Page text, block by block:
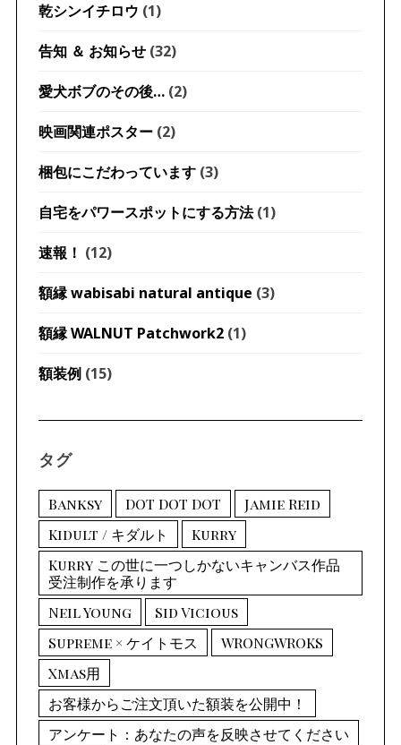
乾シンイチロウ (1)
告知 ＆ お知らせ(32)
愛犬ボブのその後…(2)
映画関連ポスター(2)
梱包にこだわっています(3)
自宅をパワースポットにする方法(1)
速報！ (12)
額縁 wabisabi natural antique (3)
額縁 WALNUT Patchwork2(1)
額装例(15)
タグ
Banksy DOT DOT DOT
Jamie Reid
Kidult / キダルト
Kurry
Kurry この世に一つしかないキャンバス作品
受注制作を承ります
Neil Young
Sid Vicious
Supreme × ケイトモス
WRONGWROKS
Xmas用
お客様からご注文頂いた額装を公開中！
アンケート：あなたの声を反映させてください